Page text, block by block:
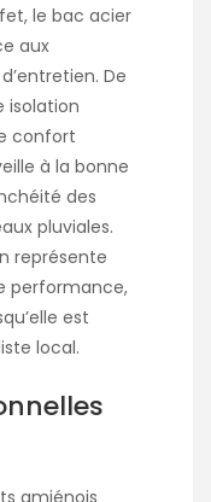
le bac acier
aux
De
isolation
confort
à la bonne
des
pluviales.
représente
performance,
est
local.